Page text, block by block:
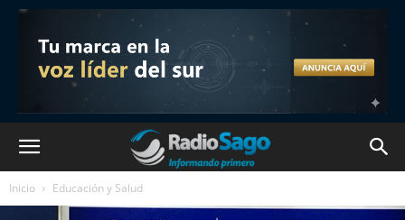
Inicio Educación y Salud